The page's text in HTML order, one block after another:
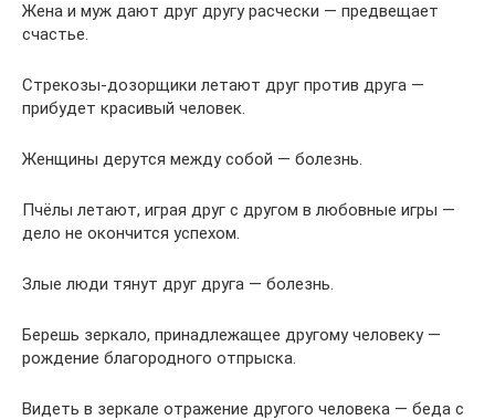
Жена и муж дают друг другу расчески — предвещает
счастье.
Стрекозы-дозорщики летают друг против друга —
прибудет красивый человек.
Женщины дерутся между собой — болезнь.
Пчёлы летают, играя друг с другом в любовные игры —
дело не окончится успехом.
Злые люди тянут друг друга — болезнь.
Берешь зеркало, принадлежащее другому человеку —
рождение благородного отпрыска.
Видеть в зеркале отражение другого человека — беда с